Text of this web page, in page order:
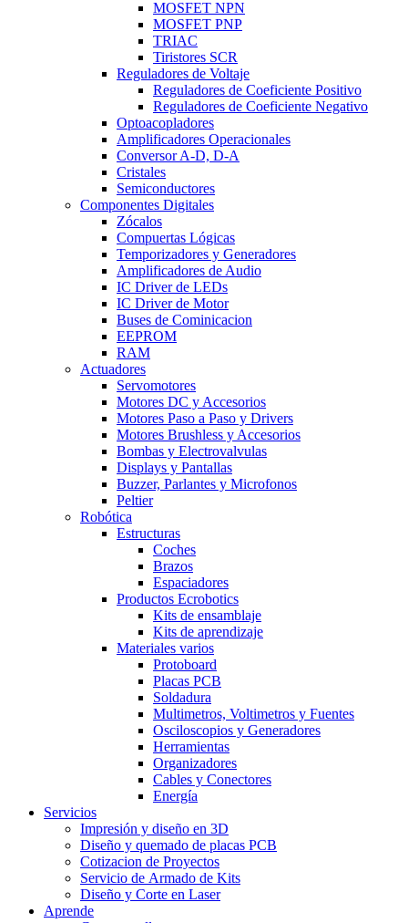
MOSFET NPN
MOSFET PNP
TRIAC
Tiristores SCR
Reguladores de Voltaje
Reguladores de Coeficiente Positivo
Reguladores de Coeficiente Negativo
Optoacopladores
Amplificadores Operacionales
Conversor A-D, D-A
Cristales
Semiconductores
Componentes Digitales
Zócalos
Compuertas Lógicas
Temporizadores y Generadores
Amplificadores de Audio
IC Driver de LEDs
IC Driver de Motor
Buses de Cominicacion
EEPROM
RAM
Actuadores
Servomotores
Motores DC y Accesorios
Motores Paso a Paso y Drivers
Motores Brushless y Accesorios
Bombas y Electrovalvulas
Displays y Pantallas
Buzzer, Parlantes y Microfonos
Peltier
Robótica
Estructuras
Coches
Brazos
Espaciadores
Productos Ecrobotics
Kits de ensamblaje
Kits de aprendizaje
Materiales varios
Protoboard
Placas PCB
Soldadura
Multimetros, Voltimetros y Fuentes
Osciloscopios y Generadores
Herramientas
Organizadores
Cables y Conectores
Energía
Servicios
Impresión y diseño en 3D
Diseño y quemado de placas PCB
Cotizacion de Proyectos
Servicio de Armado de Kits
Diseño y Corte en Laser
Aprende